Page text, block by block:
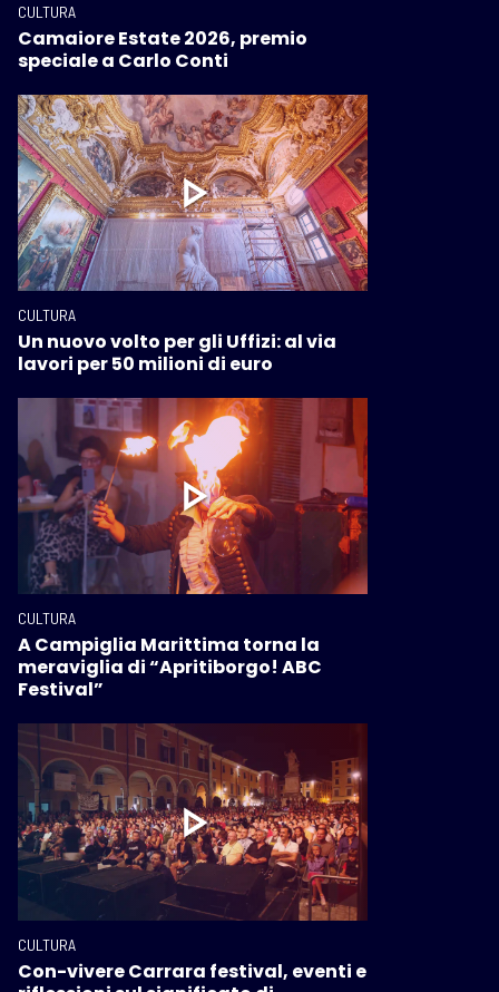
CULTURA
Camaiore Estate 2026, premio
speciale a Carlo Conti
CULTURA
Un nuovo volto per gli Uffizi: al via
lavori per 50 milioni di euro
CULTURA
A Campiglia Marittima torna la
meraviglia di “Apritiborgo! ABC
Festival”
CULTURA
Con-vivere Carrara festival, eventi e